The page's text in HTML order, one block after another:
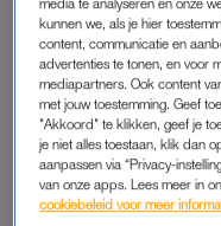
getikt. Wat ze alleen
dat het opknappen
Het chateau heeft
als uitvalsbasis voor
types. Kortom: niet
chateau, en dat ligt er
media te analyseren en onze
kunnen we, als je hier
content, communicatie en
advertenties te tonen, en voor
mediapartners. Ook content
met jouw toestemming. Geef
"Akkoord" te klikken, geef je
je niet alles toestaan, klik dan
aanpassen via “Privacy-
van onze apps. Lees meer in
cookiebeleid voor meer